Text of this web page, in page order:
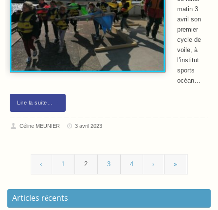
matin 3
avril son
premier
cycle de
voile, à
l’institut
sports
océan…
Lire la suite…
Céline MEUNIER 3 avril 2023
‹ 1 2 3 4 › »
Articles récents